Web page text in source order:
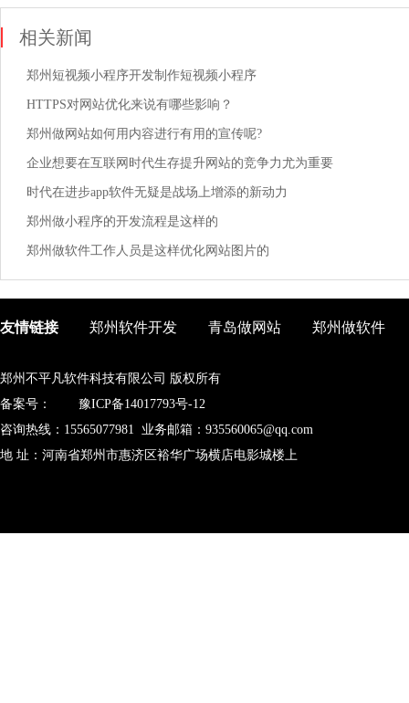
相关新闻
郑州短视频小程序开发制作短视频小程序
HTTPS对网站优化来说有哪些影响？
郑州做网站如何用内容进行有用的宣传呢?
企业想要在互联网时代生存提升网站的竞争力尤为重要
时代在进步app软件无疑是战场上增添的新动力
郑州做小程序的开发流程是这样的
郑州做软件工作人员是这样优化网站图片的
友情链接 郑州软件开发 青岛做网站 郑州做软件
郑州不平凡软件科技有限公司 版权所有
备案号：
豫ICP备14017793号-12
咨询热线：15565077981 业务邮箱：935560065@qq.com
地 址：河南省郑州市惠济区裕华广场横店电影城楼上